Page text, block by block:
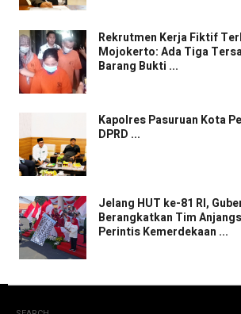
Rekrutmen Kerja Fiktif
Mojokerto: Ada Tiga
Barang Bukti ...
Kapolres Pasuruan Kota
DPRD ...
Jelang HUT ke-81 RI,
Berangkatkan Tim
Perintis Kemerdekaan ...